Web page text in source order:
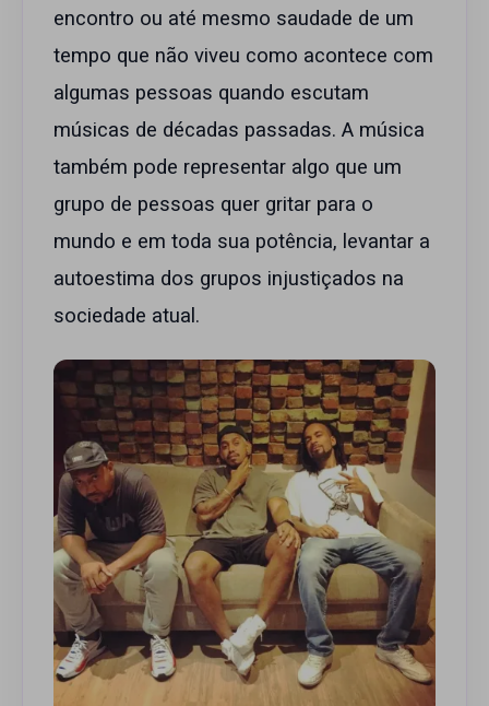
encontro ou até mesmo saudade de um
tempo que não viveu como acontece com
algumas pessoas quando escutam
músicas de décadas passadas. A música
também pode representar algo que um
grupo de pessoas quer gritar para o
mundo e em toda sua potência, levantar a
autoestima dos grupos injustiçados na
sociedade atual.